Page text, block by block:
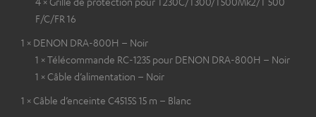
F/C/FR 16
1 × DENON DRA-800H – Noir
1 × Télécommande RC-1235 pour DENON DRA-800H – Noir
1 × Câble d’alimentation – Noir
1 × Câble d’enceinte C4515S 15 m – Blanc